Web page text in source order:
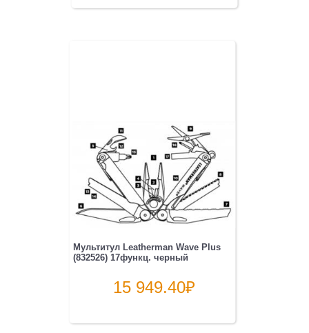
Мультитул Leatherman Wave Plus
(832526) 17функц. черный
15 949.40₽